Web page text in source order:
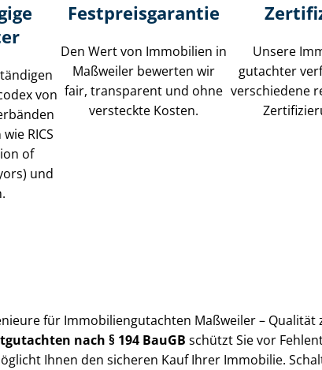
von
RICS
of
und
Festpreis​garantie
Den Wert von Immobilien in
Maßweiler bewerten wir
fair, transparent und ohne
versteckte Kosten.
Unsere
gutachter
verschiedene
für Im­mo­bi­li­en­gut­ach­ten Maßweiler – Qualität
nach § 194 BauGB schützt Sie vor
Ihnen den sicheren Kauf Ihrer Immobilie.